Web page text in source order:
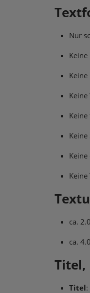
Nur
Keine
ca.
ca.
Titel